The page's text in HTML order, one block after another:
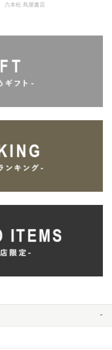
六本松 蔦屋書店